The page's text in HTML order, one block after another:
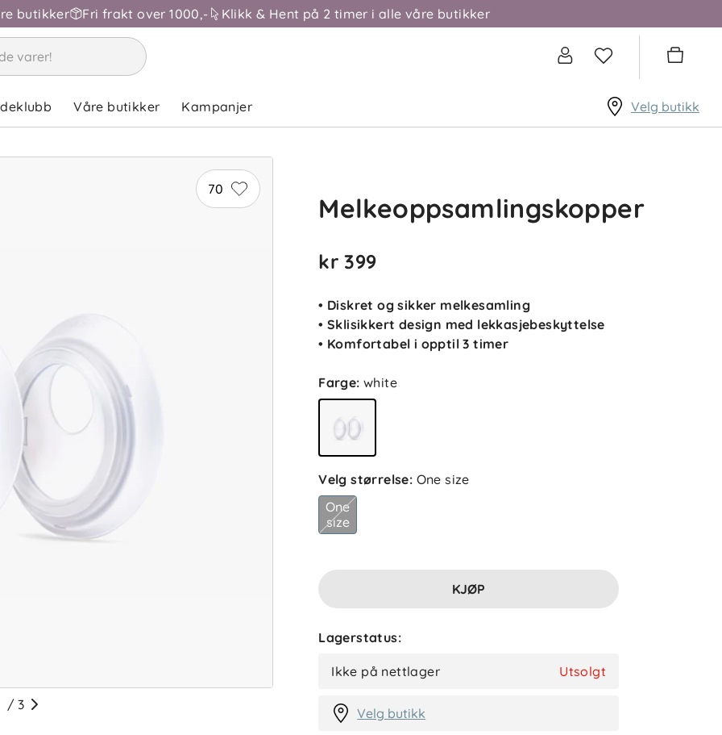
butikker Fri frakt over 1000,- Klikk & Hent på 2 timer i alle våre butikker
Våre butikker Kampanjer Velg butikk
70
/ 3
Melkeoppsamlingskopper
kr 399
• Diskret og sikker melkesamling
• Sklisikkert design med lekkasjebeskyttelse
• Komfortabel i opptil 3 timer
Farge: white
Velg størrelse: One size
One
size
KJØP
Lagerstatus:
Ikke på nettlager Utsolgt
Velg butikk